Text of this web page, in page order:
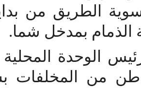
الطريق من بداية
بمدخل شما.
الوحدة المحلية